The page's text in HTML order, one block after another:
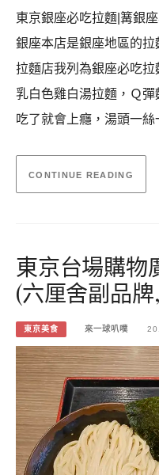
東京銀座必吃拉麵|篝銀
銀座本店是銀座地區的
拉麵店我列為銀座必吃
乳白色雞白湯拉麵，Ｑ彈
吃了就會上癮，湯頭一
CONTINUE READING
東京台場購物
(六厘舍副品
東京美食 來一球叭噗